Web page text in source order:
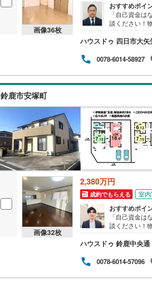
画像36枚
おすすめポイ
「自己資金
談ください！
ハウスドゥ 四日市大
0078-6014-58927
鈴鹿市安塚町
画像32枚
2,380万円
成約でもらえる 室
おすすめポイ
「自己資金
談ください！
ハウスドゥ 鈴鹿中央
0078-6014-57096
LD
リビングダイニ
（ 102 ）
販売、価格、契約、
即入居可能（35
浴室
浴室乾燥機あり
収納
ウォークインク
バルコニー、庭
ウッドデッキあ